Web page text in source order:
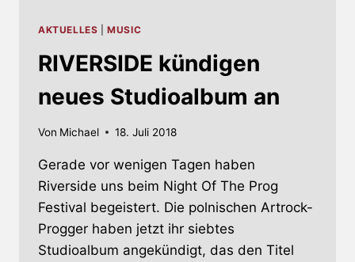
AKTUELLES |MUSIC
RIVERSIDE kündigen
neues Studioalbum an
Von Michael 18. Juli 2018
Gerade vor wenigen Tagen haben
Riverside uns beim Night Of The Prog
Festival begeistert. Die polnischen Artrock-
Progger haben jetzt ihr siebtes
Studioalbum angekündigt, das den Titel